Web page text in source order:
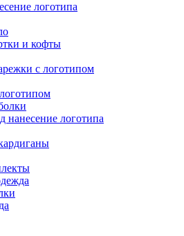
логотипа
и кофты
с логотипом
логотипа